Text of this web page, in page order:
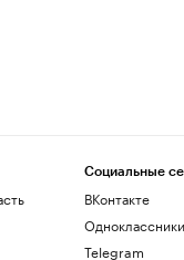
Социальные
ВКонтакте
Одноклассники
Telegram